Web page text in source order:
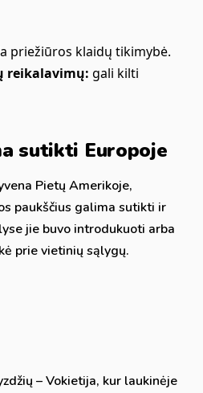
priežiūros klaidų tikimybė.
reikalavimų: gali kilti
sutikti Europoje
Pietų Amerikoje,
paukščius galima sutikti ir
jie buvo introdukuoti arba
prie vietinių sąlygų.
– Vokietija, kur laukinėje